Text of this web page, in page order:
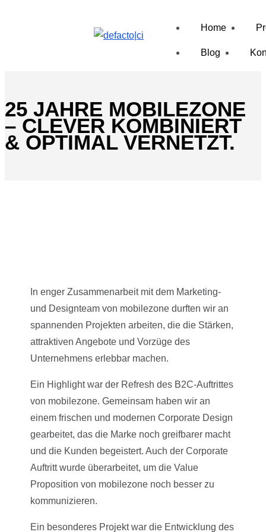
Home
Blog
25 JAHRE MOBILEZONE
– CLEVER KOMBINIERT
& OPTIMAL VERNETZT.
In enger Zusammenarbeit mit dem Marketing-
und Designteam von mobilezone durften wir an
spannenden Projekten arbeiten, die die Stärken,
attraktiven Angebote und Vorzüge des
Unternehmens erlebbar machen.
Ein Highlight war der Refresh des B2C-Auftrittes
von mobilezone. Gemeinsam haben wir an
einem frischen und modernen Corporate Design
gearbeitet, das die Marke noch greifbarer macht
und die Kunden begeistert. Auch der Corporate
Auftritt wurde überarbeitet, um die Value
Proposition von mobilezone noch besser zu
kommunizieren.
Ein besonderes Projekt war die Entwicklung des